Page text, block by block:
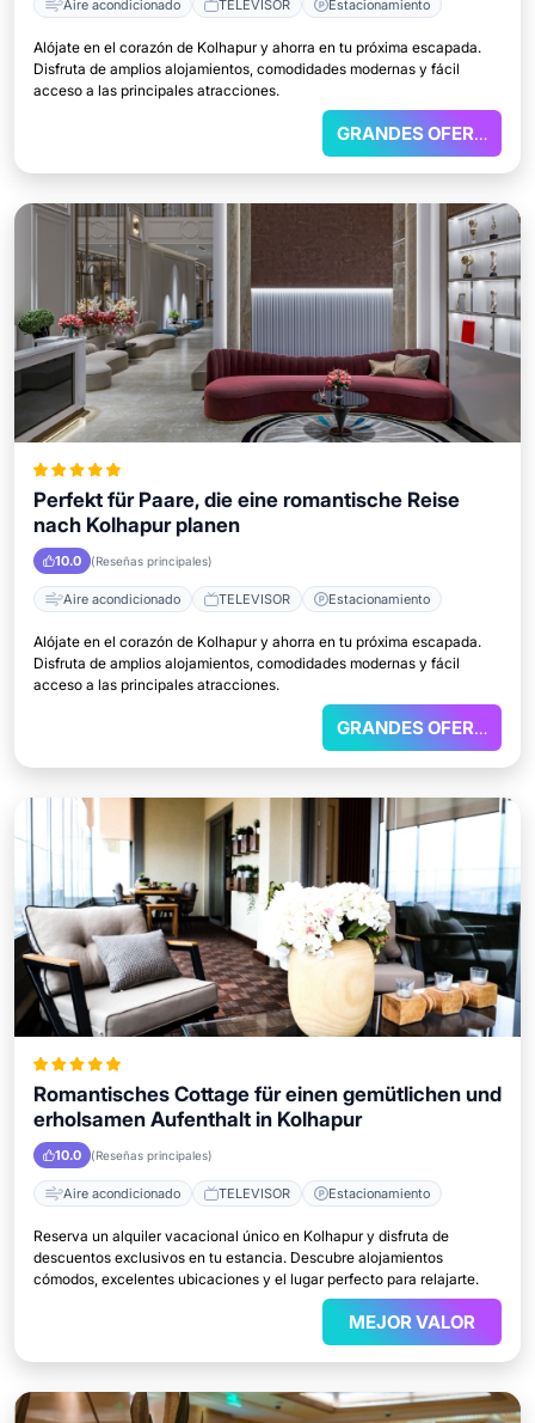
Aire acondicionado TELEVISOR Estacionamiento
Alójate en el corazón de Kolhapur y ahorra en tu próxima escapada.
Disfruta de amplios alojamientos, comodidades modernas y fácil
acceso a las principales atracciones.
GRANDES OFERTAS
Perfekt für Paare, die eine romantische Reise
nach Kolhapur planen
10.0 (Reseñas principales)
Aire acondicionado TELEVISOR Estacionamiento
Alójate en el corazón de Kolhapur y ahorra en tu próxima escapada.
Disfruta de amplios alojamientos, comodidades modernas y fácil
acceso a las principales atracciones.
GRANDES OFERTAS
Romantisches Cottage für einen gemütlichen und
erholsamen Aufenthalt in Kolhapur
10.0 (Reseñas principales)
Aire acondicionado TELEVISOR Estacionamiento
Reserva un alquiler vacacional único en Kolhapur y disfruta de
descuentos exclusivos en tu estancia. Descubre alojamientos
cómodos, excelentes ubicaciones y el lugar perfecto para relajarte.
MEJOR VALOR